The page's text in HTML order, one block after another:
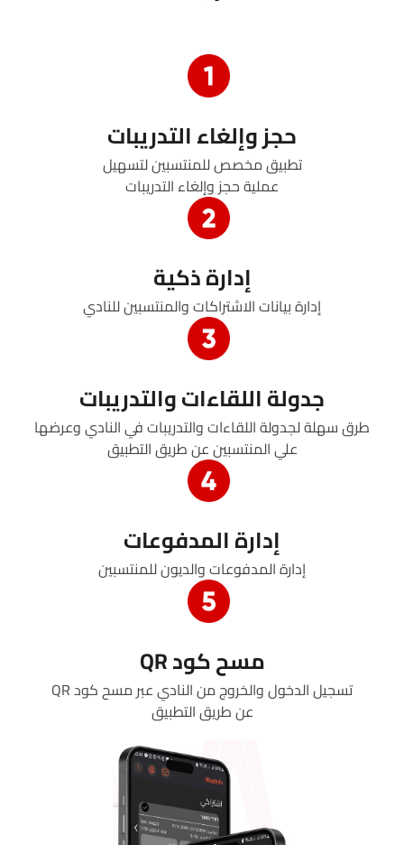
حجز وإلغاء التدريبات
تطبيق مخصص للمنتسبين لتسهيل
عملية حجز وإلغاء التدريبات
إدارة ذكية
إدارة بيانات الاشتراكات والمنتسبين للنادي
جدولة اللقاءات والتدريبات
طرق سهلة لجدولة اللقاءات والتدريبات في النادي وعرضها
علي المنتسبين عن طريق التطبيق
إدارة المدفوعات
إدارة المدفوعات والديون للمنتسبين
مسح كود QR
تسجيل الدخول والخروج من النادي عبر مسح كود QR
عن طريق التطبيق